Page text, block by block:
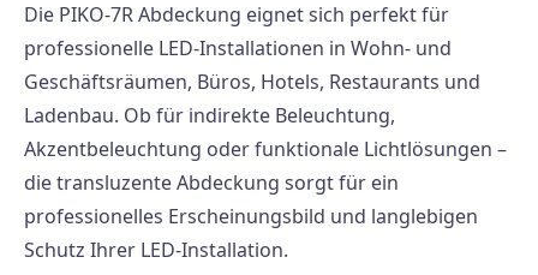
Die PIKO-7R Abdeckung eignet sich perfekt für
professionelle LED-Installationen in Wohn- und
Geschäftsräumen, Büros, Hotels, Restaurants und
Ladenbau. Ob für indirekte Beleuchtung,
Akzentbeleuchtung oder funktionale Lichtlösungen –
die transluzente Abdeckung sorgt für ein
professionelles Erscheinungsbild und langlebigen
Schutz Ihrer LED-Installation.